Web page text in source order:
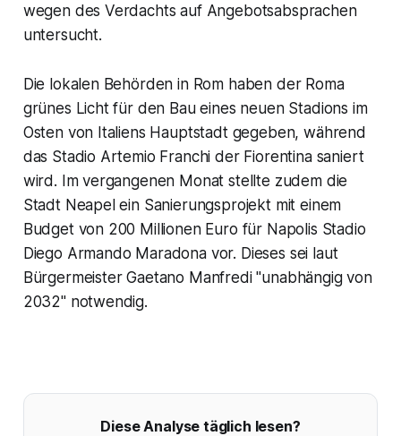
wegen des Verdachts auf Angebotsabsprachen
untersucht.
Die lokalen Behörden in Rom haben der Roma
grünes Licht für den Bau eines neuen Stadions im
Osten von Italiens Hauptstadt gegeben, während
das Stadio Artemio Franchi der Fiorentina saniert
wird. Im vergangenen Monat stellte zudem die
Stadt Neapel ein Sanierungsprojekt mit einem
Budget von 200 Millionen Euro für Napolis Stadio
Diego Armando Maradona vor. Dieses sei laut
Bürgermeister Gaetano Manfredi "unabhängig von
2032" notwendig.
Diese Analyse täglich lesen?